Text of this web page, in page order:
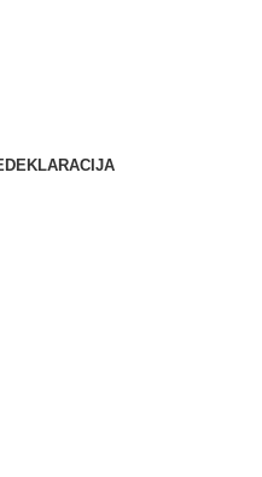
DEKLARACIJA